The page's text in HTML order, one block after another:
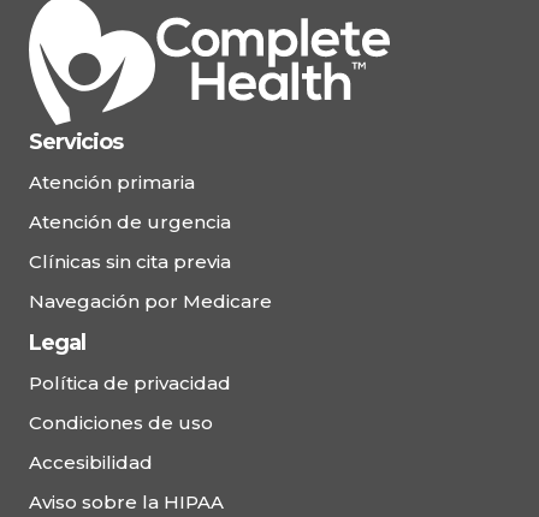
Servicios
Atención primaria
Atención de urgencia
Clínicas sin cita previa
Navegación por Medicare
Legal
Política de privacidad
Condiciones de uso
Accesibilidad
Aviso sobre la HIPAA